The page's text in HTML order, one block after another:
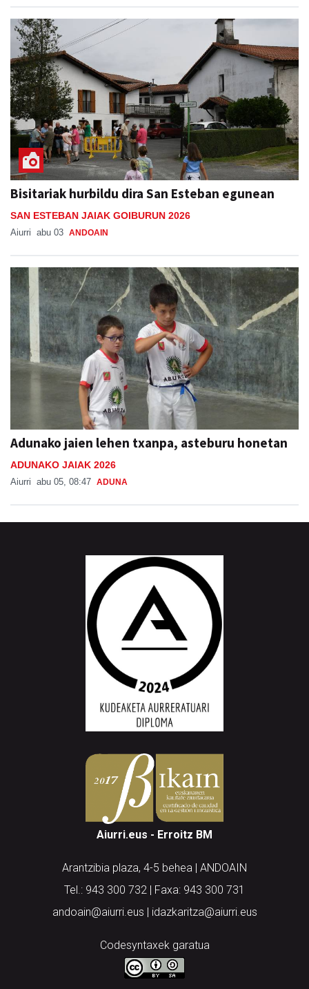
Bisitariak hurbildu dira San Esteban egunean
SAN ESTEBAN JAIAK GOIBURUN 2026
Aiurri abu 03 ANDOAIN
Adunako jaien lehen txanpa, asteburu honetan
ADUNAKO JAIAK 2026
Aiurri abu 05, 08:47 ADUNA
Aiurri.eus - Erroitz BM
Arantzibia plaza, 4-5 behea | ANDOAIN
Tel.: 943 300 732 | Faxa: 943 300 731
andoain@aiurri.eus | idazkaritza@aiurri.eus
Codesyntaxek garatua